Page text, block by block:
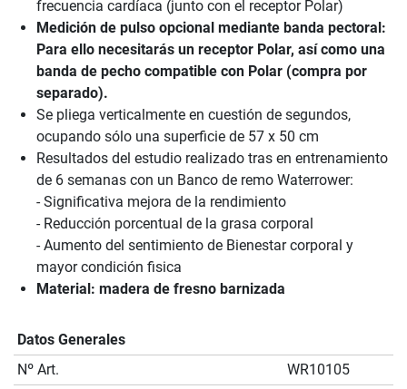
frecuencia cardíaca (junto con el receptor Polar)
Medición de pulso opcional mediante banda pectoral:
Para ello necesitarás un receptor Polar, así como una
banda de pecho compatible con Polar (compra por
separado).
Se pliega verticalmente en cuestión de segundos,
ocupando sólo una superficie de 57 x 50 cm
Resultados del estudio realizado tras en entrenamiento
de 6 semanas con un Banco de remo Waterrower:
- Significativa mejora de la rendimiento
- Reducción porcentual de la grasa corporal
- Aumento del sentimiento de Bienestar corporal y
mayor condición fisica
Material: madera de fresno barnizada
Datos Generales
Nº Art.
WR10105